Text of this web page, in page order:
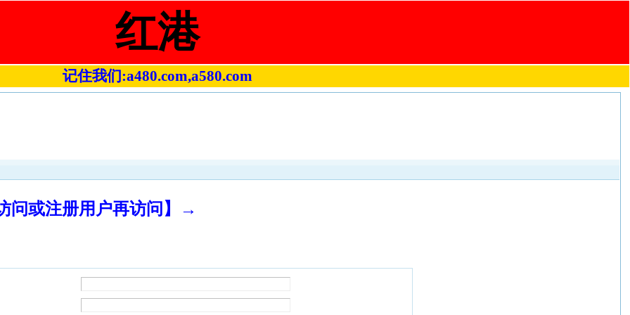
红港
记住我们:a480.com,a580.com
问或注册用户再访问】→